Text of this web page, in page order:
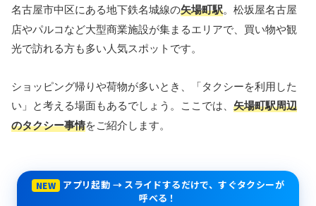
名古屋市中区にある地下鉄名城線の矢場町駅。松坂屋名古屋
店やパルコなど大型商業施設が集まるエリアで、買い物や観
光で訪れる方も多い人気スポットです。
ショッピング帰りや荷物が多いとき、「タクシーを利用した
い」と考える場面もあるでしょう。ここでは、 矢場町駅周辺
のタクシー事情をご紹介します。
NEW
アプリ起動 → スライドするだけで、すぐタクシーが
呼べる！